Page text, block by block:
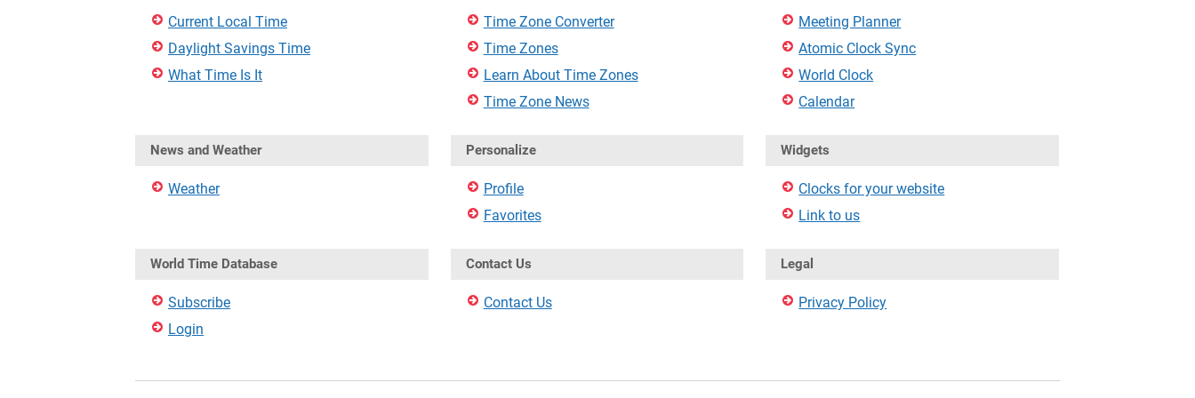
Current Local Time
Daylight Savings Time
What Time Is It
Time Zone Converter
Time Zones
Learn About Time Zones
Time Zone News
Meeting Planner
Atomic Clock Sync
World Clock
Calendar
News and Weather
Weather
Personalize
Profile
Favorites
Widgets
Clocks for your website
Link to us
World Time Database
Subscribe
Login
Contact Us
Contact Us
Legal
Privacy Policy